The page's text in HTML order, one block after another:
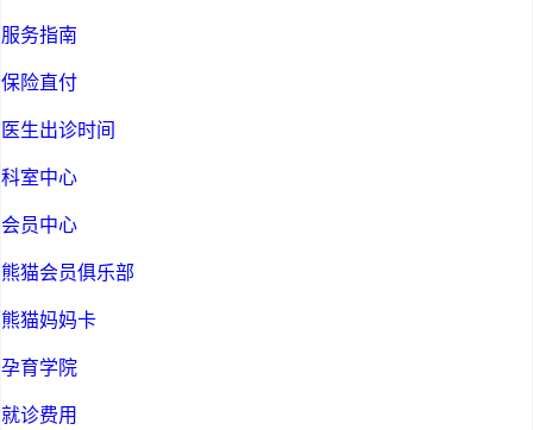
服务指南
保险直付
医生出诊时间
科室中心
会员中心
熊猫会员俱乐部
熊猫妈妈卡
孕育学院
就诊费用